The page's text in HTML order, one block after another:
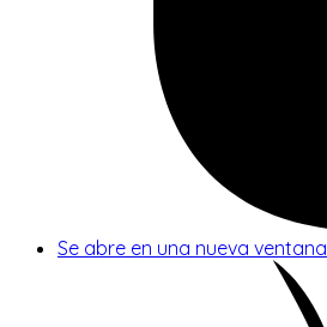
Se abre en una nueva ventana